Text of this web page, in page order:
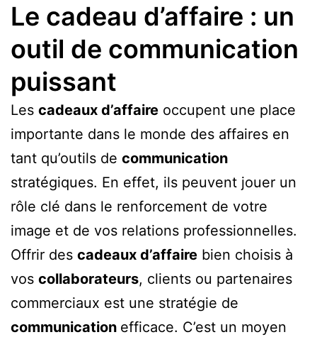
Le cadeau d’affaire : un
outil de communication
puissant
Les cadeaux d’affaire occupent une place
importante dans le monde des affaires en
tant qu’outils de communication
stratégiques. En effet, ils peuvent jouer un
rôle clé dans le renforcement de votre
image et de vos relations professionnelles.
Offrir des cadeaux d’affaire bien choisis à
vos collaborateurs, clients ou partenaires
commerciaux est une stratégie de
communication efficace. C’est un moyen